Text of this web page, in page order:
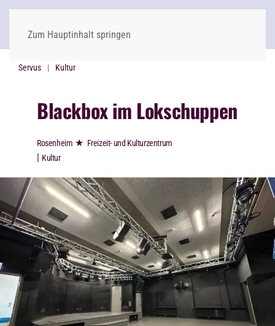
Zum Hauptinhalt springen
Servus Kultur
Blackbox im Lokschuppen
Rosenheim ★ Freizeit- und Kulturzentrum
| Kultur